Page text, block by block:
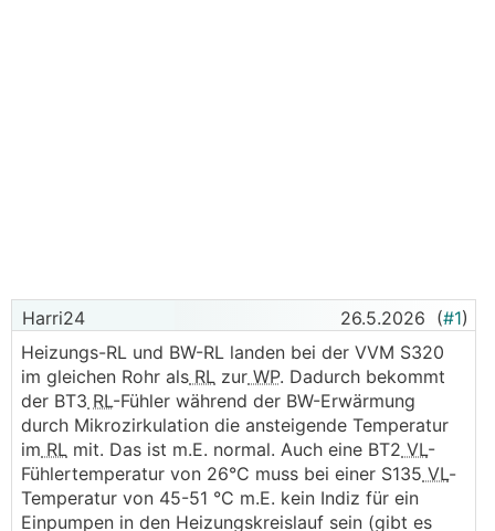
Harri24 26.5.2026 (#1)
Heizungs-RL und BW-RL landen bei der VVM S320
im gleichen Rohr als RL zur WP. Dadurch bekommt
der BT3 RL-Fühler während der BW-Erwärmung
durch Mikrozirkulation die ansteigende Temperatur
im RL mit. Das ist m.E. normal. Auch eine BT2 VL-
Fühlertemperatur von 26°C muss bei einer S135 VL-
Temperatur von 45-51 °C m.E. kein Indiz für ein
Einpumpen in den Heizungskreislauf sein (gibt es